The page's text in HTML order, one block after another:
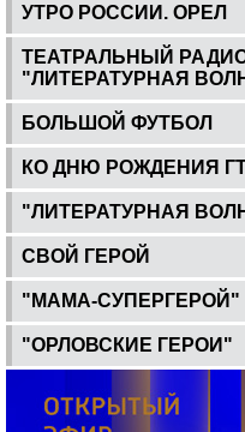
УТРО РОССИИ. ОРЕЛ
ТЕАТРАЛЬНЫЙ
"ЛИТЕРАТУРНАЯ
БОЛЬШОЙ ФУТБОЛ
КО ДНЮ РОЖДЕНИЯ
"ЛИТЕРАТУРНАЯ
СВОЙ ГЕРОЙ
"МАМА-СУПЕРГЕРОЙ"
"ОРЛОВСКИЕ ГЕРОИ"